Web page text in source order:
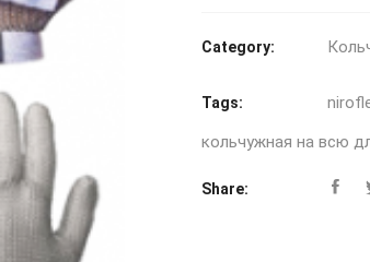
Category:
Tags:
кольчужная на всю
Share: